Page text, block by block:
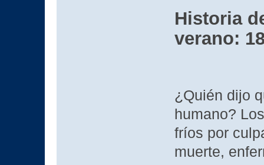
Historia
verano:
¿Quién dijo
humano?
fríos por
muerte,